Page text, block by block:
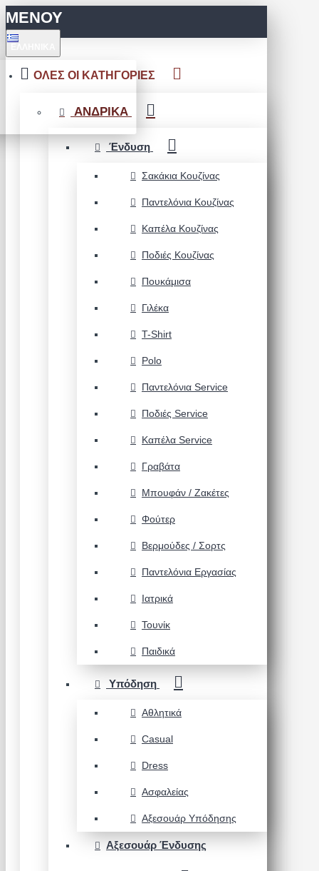
ΜΕΝΟΥ
ΟΛΕΣ ΟΙ ΚΑΤΗΓΟΡΙΕΣ
ΑΝΔΡΙΚΑ
Ένδυση
Σακάκια Κουζίνας
Παντελόνια Κουζίνας
Καπέλα Κουζίνας
Ποδιές Κουζίνας
Πουκάμισα
Γιλέκα
T-Shirt
Polo
Παντελόνια Service
Ποδιές Service
Καπέλα Service
Γραβάτα
Μπουφάν / Ζακέτες
Φούτερ
Βερμούδες / Σορτς
Παντελόνια Εργασίας
Ιατρικά
Τουνίκ
Παιδικά
Υπόδηση
Αθλητικά
Casual
Dress
Ασφαλείας
Αξεσουάρ Υπόδησης
Αξεσουάρ Ένδυσης